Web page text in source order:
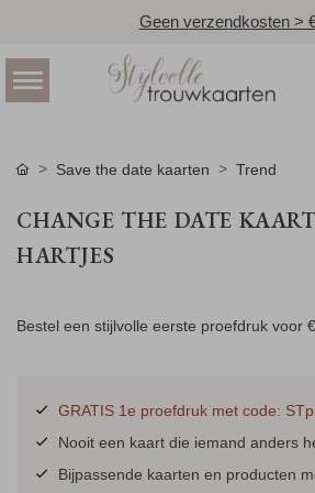
Geen verzendkosten >
Save the date kaarten Trend
CHANGE THE DATE
HARTJES
Bestel een stijlvolle eerste proefdruk voor
GRATIS 1e proefdruk met code:
Nooit een kaart die iemand anders
Bijpassende kaarten en producten